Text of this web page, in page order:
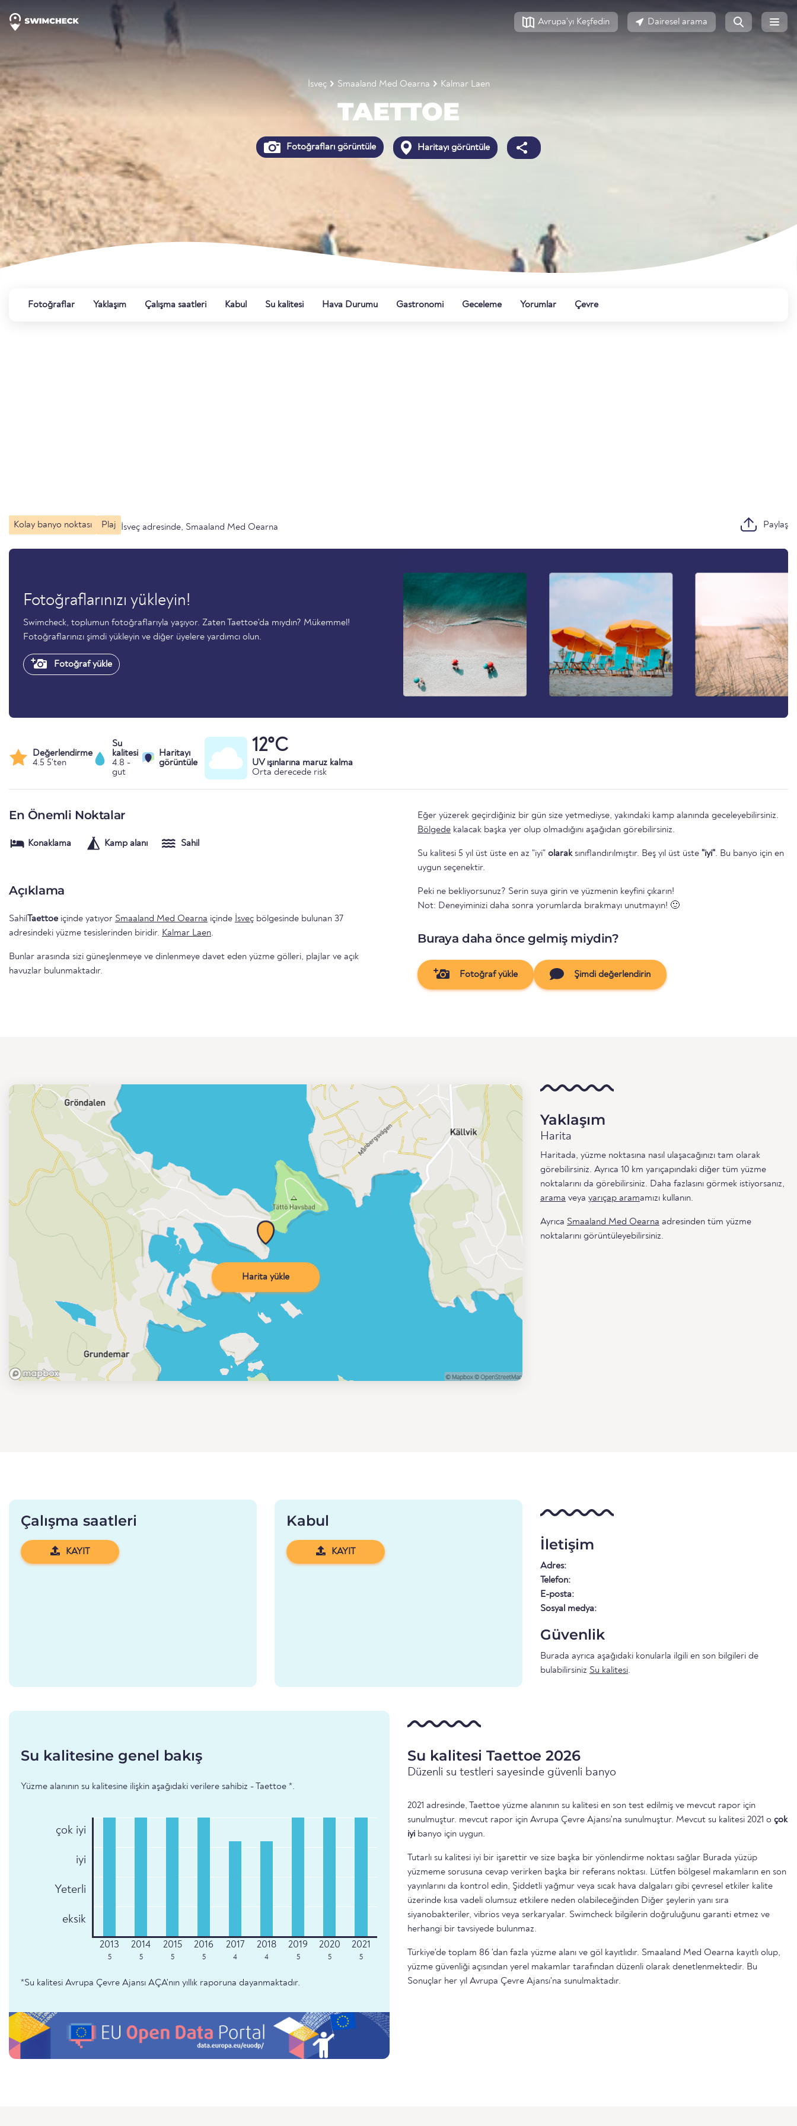
Avrupa'yı Keşfedin Dairesel arama
İsveç Smaaland Med Oearna Kalmar Laen
TAETTOE
Fotoğrafları görüntüle Haritayı görüntüle
Fotoğraflar Yaklaşım Çalışma saatleri Kabul Su kalitesi Hava Durumu Gastronomi Geceleme Yorumlar Çevre
Kolay banyo noktası Plaj İsveç adresinde, Smaaland Med Oearna Paylaş
Fotoğraflarınızı yükleyin!
Swimcheck, toplumun fotoğraflarıyla yaşıyor. Zaten Taettoe'da mıydın? Mükemmel!
Fotoğraflarınızı şimdi yükleyin ve diğer üyelere yardımcı olun.
Fotoğraf yükle
Değerlendirme
4.5 5'ten
Su
kalitesi
4.8 -
gut
Haritayı
görüntüle
12°C
UV ışınlarına maruz kalma
Orta derecede risk
En Önemli Noktalar
Konaklama Kamp alanı Sahil
Açıklama
SahilTaettoe içinde yatıyor Smaaland Med Oearna içinde İsveç bölgesinde bulunan 37
adresindeki yüzme tesislerinden biridir. Kalmar Laen.
Bunlar arasında sizi güneşlenmeye ve dinlenmeye davet eden yüzme gölleri, plajlar ve açık
havuzlar bulunmaktadır.
Eğer yüzerek geçirdiğiniz bir gün size yetmediyse, yakındaki kamp alanında geceleyebilirsiniz.
Bölgede kalacak başka yer olup olmadığını aşağıdan görebilirsiniz.
Su kalitesi 5 yıl üst üste en az "iyi" olarak sınıflandırılmıştır. Beş yıl üst üste "iyi". Bu banyo için en
uygun seçenektir.
Peki ne bekliyorsunuz? Serin suya girin ve yüzmenin keyfini çıkarın!
Not: Deneyiminizi daha sonra yorumlarda bırakmayı unutmayın! 🙂
Buraya daha önce gelmiş miydin?
Fotoğraf yükle Şimdi değerlendirin
Harita yükle
Yaklaşım
Harita
Haritada, yüzme noktasına nasıl ulaşacağınızı tam olarak
görebilirsiniz. Ayrıca 10 km yarıçapındaki diğer tüm yüzme
noktalarını da görebilirsiniz. Daha fazlasını görmek istiyorsanız,
arama veya yarıçap aramamızı kullanın.
Ayrıca Smaaland Med Oearna adresinden tüm yüzme
noktalarını görüntüleyebilirsiniz.
Çalışma saatleri
KAYIT
Kabul
KAYIT İletişim
Adres:
Telefon:
E-posta:
Sosyal medya:
Güvenlik
Burada ayrıca aşağıdaki konularla ilgili en son bilgileri de
bulabilirsiniz Su kalitesi.
Su kalitesine genel bakış
Yüzme alanının su kalitesine ilişkin aşağıdaki verilere sahibiz - Taettoe *.
çok iyi
iyi
Yeterli
eksik
5 5 5 5 4 4 5 5 5
*Su kalitesi Avrupa Çevre Ajansı AÇA'nın yıllık raporuna dayanmaktadır.
Su kalitesi Taettoe 2026
Düzenli su testleri sayesinde güvenli banyo
2021 adresinde, Taettoe yüzme alanının su kalitesi en son test edilmiş ve mevcut rapor için
sunulmuştur. mevcut rapor için Avrupa Çevre Ajansı'na sunulmuştur. Mevcut su kalitesi 2021 o çok
iyi banyo için uygun.
Tutarlı su kalitesi iyi bir işarettir ve size başka bir yönlendirme noktası sağlar Burada yüzüp
yüzmeme sorusuna cevap verirken başka bir referans noktası. Lütfen bölgesel makamların en son
yayınlarını da kontrol edin, Şiddetli yağmur veya sıcak hava dalgaları gibi çevresel etkiler kalite
üzerinde kısa vadeli olumsuz etkilere neden olabileceğinden Diğer şeylerin yanı sıra
siyanobakteriler, vibrios veya serkaryalar. Swimcheck bilgilerin doğruluğunu garanti etmez ve
herhangi bir tavsiyede bulunmaz.
Türkiye'de toplam 86 'dan fazla yüzme alanı ve göl kayıtlıdır. Smaaland Med Oearna kayıtlı olup,
yüzme güvenliği açısından yerel makamlar tarafından düzenli olarak denetlenmektedir. Bu
Sonuçlar her yıl Avrupa Çevre Ajansı'na sunulmaktadır.